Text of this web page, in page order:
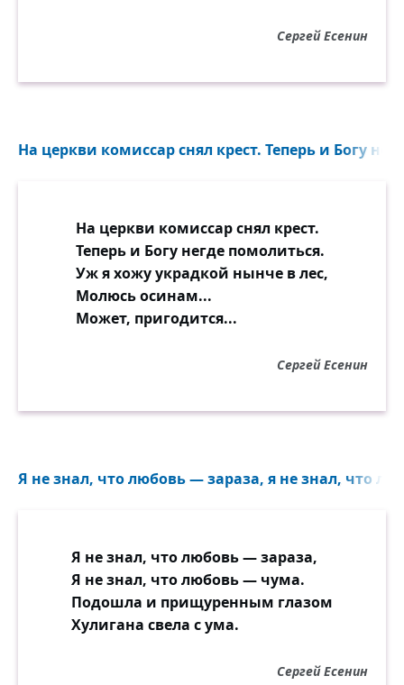
Сергей Есенин
На церкви комиссар снял крест. Теперь и Богу
На церкви комиссар снял крест.
Теперь и Богу негде помолиться.
Уж я хожу украдкой нынче в лес,
Молюсь осинам...
Может, пригодится...
Сергей Есенин
Я не знал, что любовь — зараза, я не знал, что
Я не знал, что любовь — зараза,
Я не знал, что любовь — чума.
Подошла и прищуренным глазом
Хулигана свела с ума.
Сергей Есенин